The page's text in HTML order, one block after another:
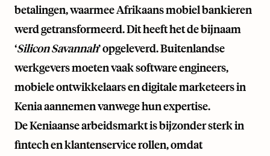
betalingen, waarmee Afrikaans mobiel bankieren
werd getransformeerd. Dit heeft het de bijnaam
‘Silicon Savannah’ opgeleverd. Buitenlandse
werkgevers moeten vaak software engineers,
mobiele ontwikkelaars en digitale marketeers in
Kenia aannemen vanwege hun expertise.
De Keniaanse arbeidsmarkt is bijzonder sterk in
fintech en klantenservice rollen, omdat